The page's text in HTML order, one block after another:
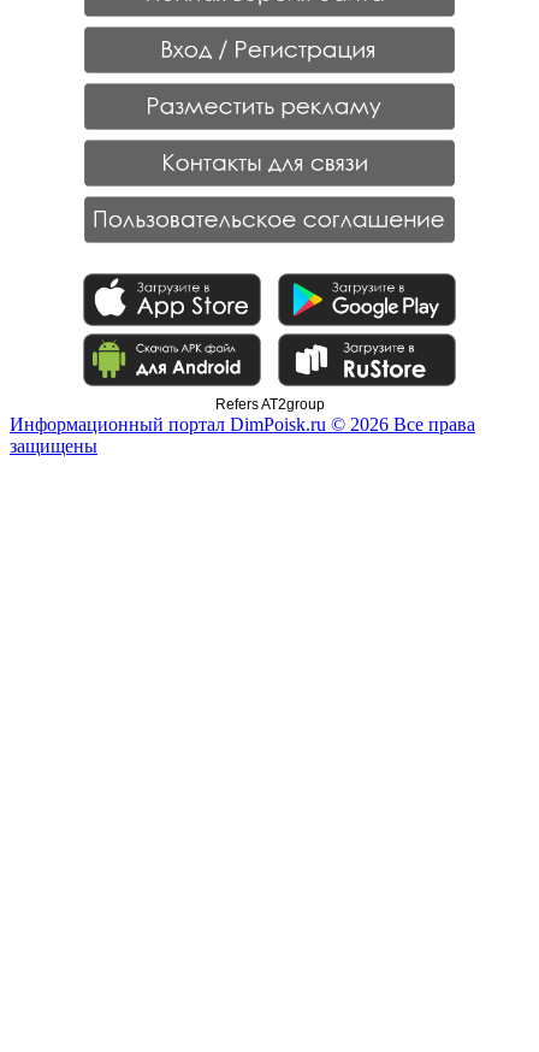
Refers AT2group
Информационный портал DimPoisk.ru © 2026 Все права
защищены